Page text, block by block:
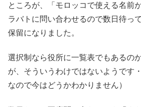
ところが、「モロッコで使える名前
ラバトに問い合わせるので数日待っ
保留になりました。
選択制なら役所に一覧表でもあるの
が、そういうわけではないようです
なので今はどうかわかりません）